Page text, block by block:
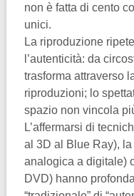
non è fatta di cento
unici.
La riproduzione
l’autenticità: da
trasforma attraverso
riproduzioni; lo
spazio non vincola
L’affermarsi di
al 3D al Blue Ray),
analogica a digitale)
DVD) hanno